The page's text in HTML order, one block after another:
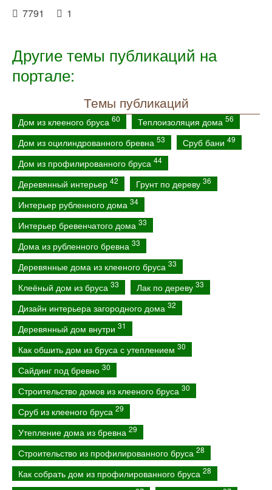
7791 1
Другие темы публикаций на
портале:
Темы публикаций
Дом из клееного бруса 60 Теплоизоляция дома 56
Дом из оцилиндрованного бревна 53 Сруб бани 49
Дом из профилированного бруса 44
Деревянный интерьер 42 Грунт по дереву 36
Интерьер рубленного дома 34
Интерьер бревенчатого дома 33
Дома из рубленного бревна 33
Деревянные дома из клееного бруса 33
Клеёный дом из бруса 33 Лак по дереву 33
Дизайн интерьера загородного дома 32
Деревянный дом внутри 31
Как обшить дом из бруса с утеплением 30
Сайдинг под бревно 30
Строительство домов из клееного бруса 30
Сруб из клееного бруса 29
Утепление дома из бревна 29
Строительство из профилированного бруса 28
Как собрать дом из профилированного бруса 28